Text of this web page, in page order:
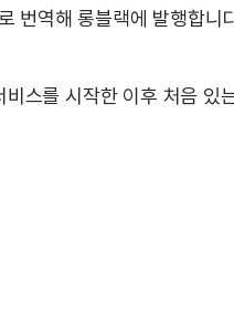
번역해 롱블랙에 발행합니
스를 시작한 이후 처음 있